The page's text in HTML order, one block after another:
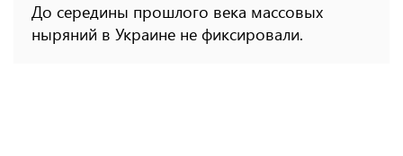
До середины прошлого века массовых
ныряний в Украине не фиксировали.